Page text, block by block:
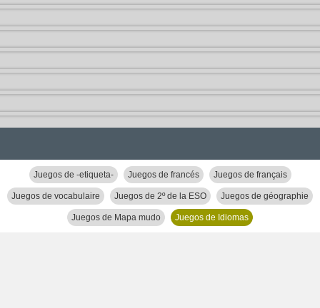
Juegos de -etiqueta- Juegos de francés Juegos de français
Juegos de vocabulaire Juegos de 2º de la ESO Juegos de géographie
Juegos de Mapa mudo Juegos de Idiomas